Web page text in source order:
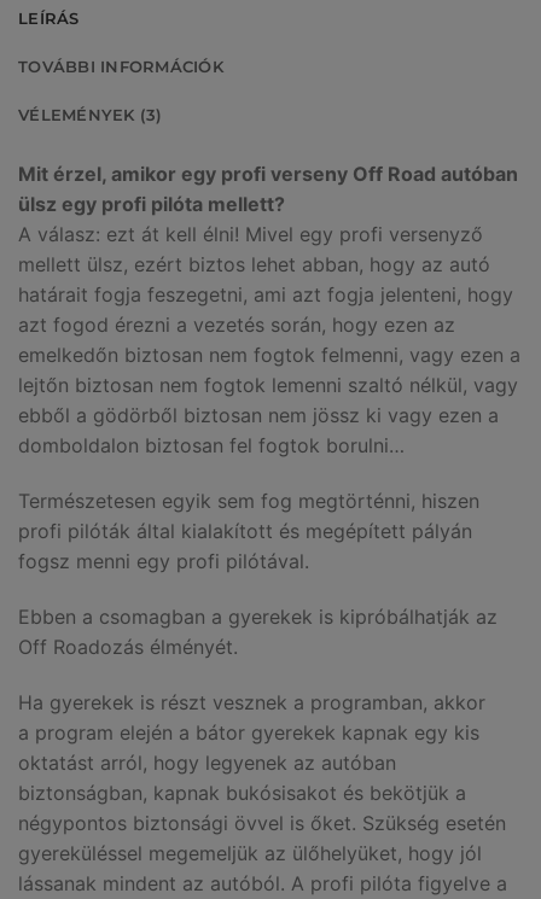
LEÍRÁS
TOVÁBBI INFORMÁCIÓK
VÉLEMÉNYEK (3)
Mit érzel, amikor egy profi verseny Off Road autóban
ülsz egy profi pilóta mellett?
A válasz: ezt át kell élni! Mivel egy profi versenyző
mellett ülsz, ezért biztos lehet abban, hogy az autó
határait fogja feszegetni, ami azt fogja jelenteni, hogy
azt fogod érezni a vezetés során, hogy ezen az
emelkedőn biztosan nem fogtok felmenni, vagy ezen a
lejtőn biztosan nem fogtok lemenni szaltó nélkül, vagy
ebből a gödörből biztosan nem jössz ki vagy ezen a
domboldalon biztosan fel fogtok borulni…
Természetesen egyik sem fog megtörténni, hiszen
profi pilóták által kialakított és megépített pályán
fogsz menni egy profi pilótával.
Ebben a csomagban a gyerekek is kipróbálhatják az
Off Roadozás élményét.
Ha gyerekek is részt vesznek a programban, akkor
a program elején a bátor gyerekek kapnak egy kis
oktatást arról, hogy legyenek az autóban
biztonságban, kapnak bukósisakot és bekötjük a
négypontos biztonsági övvel is őket. Szükség esetén
gyereküléssel megemeljük az ülőhelyüket, hogy jól
lássanak mindent az autóból. A profi pilóta figyelve a